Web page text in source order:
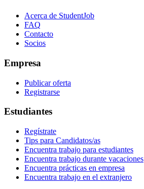
Acerca de StudentJob
FAQ
Contacto
Socios
Empresa
Publicar oferta
Registrarse
Estudiantes
Regístrate
Tips para Candidatos/as
Encuentra trabajo para estudiantes
Encuentra trabajo durante vacaciones
Encuentra prácticas en empresa
Encuentra trabajo en el extranjero